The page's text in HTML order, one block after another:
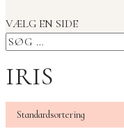
VÆLG EN SIDE
IRIS